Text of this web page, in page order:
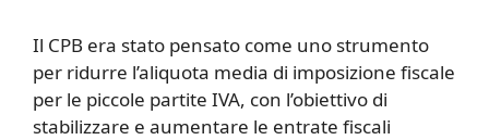
Il CPB era stato pensato come uno strumento
per ridurre l’aliquota media di imposizione fiscale
per le piccole partite IVA, con l’obiettivo di
stabilizzare e aumentare le entrate fiscali